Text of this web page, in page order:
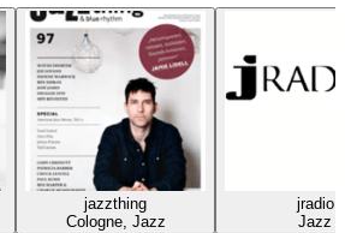
jazzthing
Cologne, Jazz
jradio
Jazz